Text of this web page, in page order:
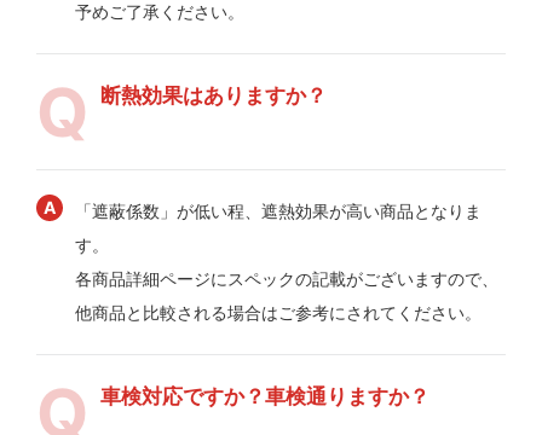
予めご了承ください。
断熱効果はありますか？
「遮蔽係数」が低い程、遮熱効果が高い商品となりま
す。
各商品詳細ページにスペックの記載がございますので、
他商品と比較される場合はご参考にされてください。
車検対応ですか？車検通りますか？